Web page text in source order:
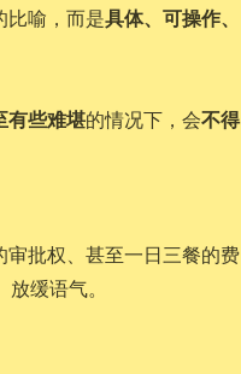
比喻，而是具体、可操作、
有些难堪的情况下，会不得
审批权、甚至一日三餐的费
缓语气。